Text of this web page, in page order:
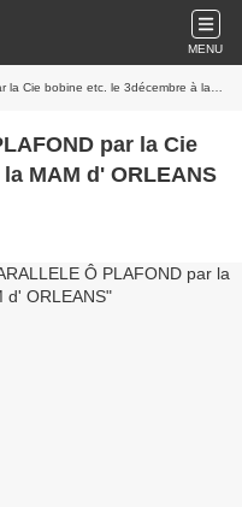
MENU
etc. le 3décembre à la MAM d' ORLEANS
par la Cie
MAM d' ORLEANS